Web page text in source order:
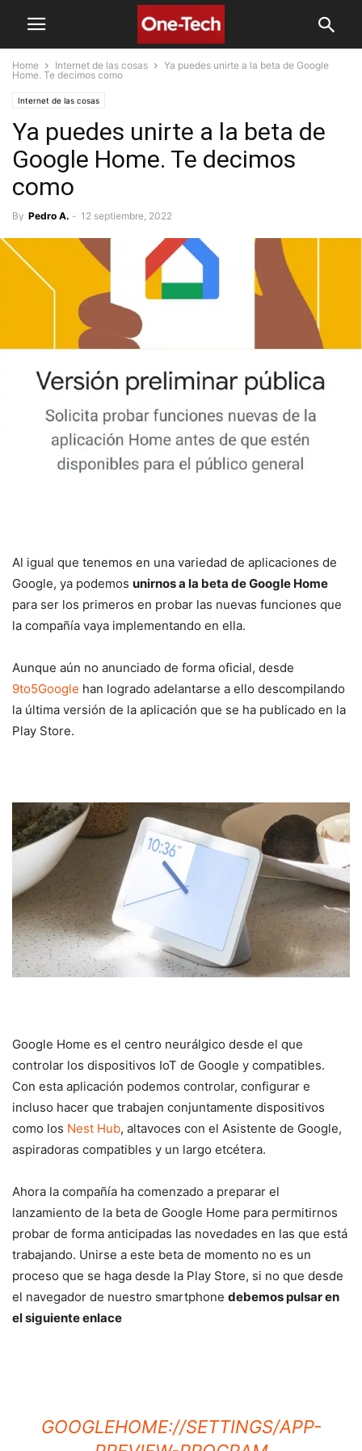
Home Internet de las cosas
Ya puedes unirte a la beta de Google
Home. Te decimos como
Internet de las cosas
Ya puedes unirte a la beta de
Google Home. Te decimos
como
By Pedro A. - 12 septiembre, 2022
Al igual que tenemos en una variedad de aplicaciones de
Google, ya podemos unirnos a la beta de Google Home
para ser los primeros en probar las nuevas funciones que
la compañía vaya implementando en ella.
Aunque aún no anunciado de forma oficial, desde
9to5Google han logrado adelantarse a ello descompilando
la última versión de la aplicación que se ha publicado en la
Play Store.
Google Home es el centro neurálgico desde el que
controlar los dispositivos IoT de Google y compatibles.
Con esta aplicación podemos controlar, configurar e
incluso hacer que trabajen conjuntamente dispositivos
como los Nest Hub, altavoces con el Asistente de Google,
aspiradoras compatibles y un largo etcétera.
Ahora la compañía ha comenzado a preparar el
lanzamiento de la beta de Google Home para permitirnos
probar de forma anticipadas las novedades en las que está
trabajando. Unirse a este beta de momento no es un
proceso que se haga desde la Play Store, si no que desde
el navegador de nuestro smartphone debemos pulsar en
el siguiente enlace
GOOGLEHOME://SETTINGS/APP-